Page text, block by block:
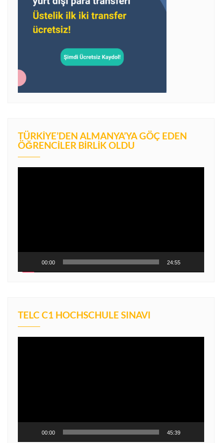
TÜRKIYE’DEN ALMANYA’YA GÖÇ EDEN
ÖĞRENCILER BIRLIK OLDU
00:00 24:55
TELC C1 HOCHSCHULE SINAVI
00:00 45:39